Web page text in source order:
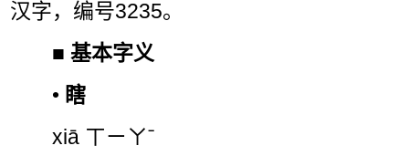
汉字，编号3235。
■基本字义
• 瞎
xiā ㄒㄧㄚˉ